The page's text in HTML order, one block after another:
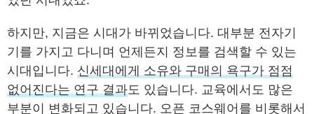
하지만, 지금은 시대가 바뀌었습니다. 대부분 전자기
기를 가지고 다니며 언제든지 정보를 검색할 수 있는
시대입니다. 신세대에게 소유와 구매의 욕구가 점점
없어진다는 연구 결과도 있습니다. 교육에서도 많은
부분이 변화되고 있습니다. 오픈 코스웨어를 비롯해서